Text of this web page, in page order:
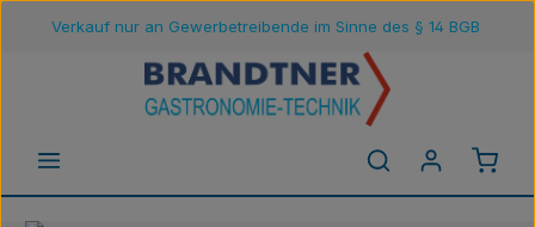
Zum Hauptinhalt springen
Verkauf nur an Gewerbetreibende im Sinne des § 14 BGB